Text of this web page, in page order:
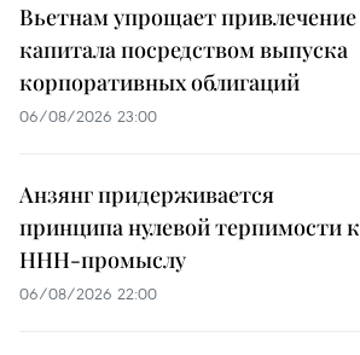
Вьетнам упрощает привлечение
капитала посредством выпуска
корпоративных облигаций
06/08/2026 23:00
Анзянг придерживается
принципа нулевой терпимости к
ННН-промыслу
06/08/2026 22:00